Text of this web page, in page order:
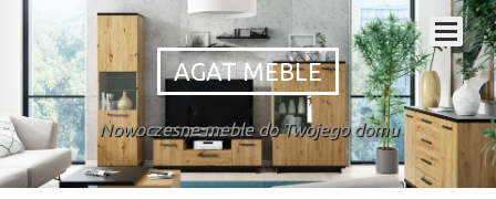
AGAT MEBLE
Nowoczesne meble do Twojego domu